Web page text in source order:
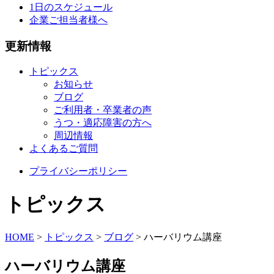
1日のスケジュール
企業ご担当者様へ
更新情報
トピックス
お知らせ
ブログ
ご利用者・卒業者の声
うつ・適応障害の方へ
周辺情報
よくあるご質問
プライバシーポリシー
トピックス
HOME > トピックス > ブログ > ハーバリウム講座
ハーバリウム講座